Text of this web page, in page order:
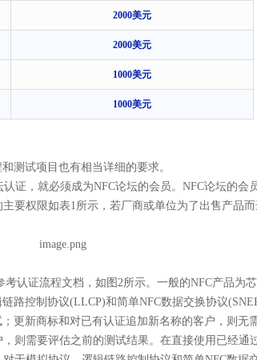
2000美元
2000美元
1000美元
1000美元
测试项目也有相当详细的要求。
证，就必须成为NFC论坛的会员。NFC论坛的会
要权限如表1所示，若厂商或单位为了出售产品
认证流程文档，如图2所示。一般的NFC产品为
路控制协议(LLCP)和简单NFC数据交换协议
更新商标和对已有认证追加新名称的客户，则无
则需要评估之前的测试结果。在直接使用已经通